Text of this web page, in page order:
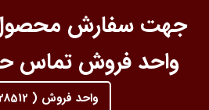
جهت سفارش محصول
واحد فروش تماس
واحد فروش ( 09120728512 )